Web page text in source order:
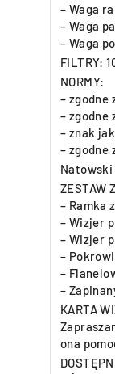
– Waga
– Waga
– Waga
FILTRY:
NORMY:
– zgodne
– zgodne
– znak
– zgodne
Natowski
ZESTAW
– Ramka
– Wizjer
– Wizjer
–
–
–
KARTA
ona